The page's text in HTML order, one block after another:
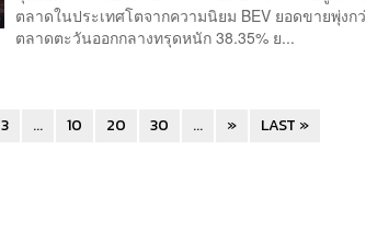
ตลาดในประเทศโตจากความนิยม BEV ยอดขายพุ่ง
ตลาดตะวันออกกลางทรุดหนัก 38.35% ย...
3 ... 10 20 30 ... » LAST »